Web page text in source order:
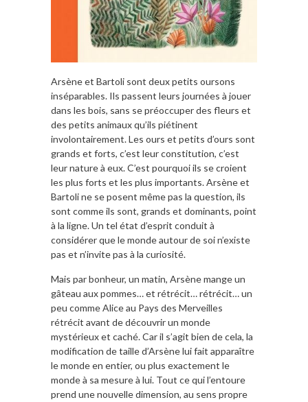
Arsène et Bartoli sont deux petits oursons
inséparables. Ils passent leurs journées à jouer
dans les bois, sans se préoccuper des fleurs et
des petits animaux qu’ils piétinent
involontairement. Les ours et petits d’ours sont
grands et forts, c’est leur constitution, c’est
leur nature à eux. C’est pourquoi ils se croient
les plus forts et les plus importants. Arsène et
Bartoli ne se posent même pas la question, ils
sont comme ils sont, grands et dominants, point
à la ligne. Un tel état d’esprit conduit à
considérer que le monde autour de soi n’existe
pas et n’invite pas à la curiosité.
Mais par bonheur, un matin, Arsène mange un
gâteau aux pommes… et rétrécit… rétrécit… un
peu comme Alice au Pays des Merveilles
rétrécit avant de découvrir un monde
mystérieux et caché. Car il s’agit bien de cela, la
modification de taille d’Arsène lui fait apparaître
le monde en entier, ou plus exactement le
monde à sa mesure à lui. Tout ce qui l’entoure
prend une nouvelle dimension, au sens propre